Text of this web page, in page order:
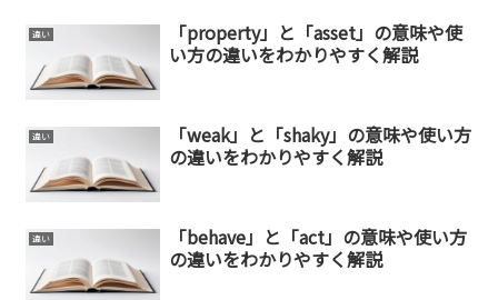
違い
「property」と「asset」の意味や使
い方の違いをわかりやすく解説
違い
「weak」と「shaky」の意味や使い方
の違いをわかりやすく解説
違い
「behave」と「act」の意味や使い方
の違いをわかりやすく解説